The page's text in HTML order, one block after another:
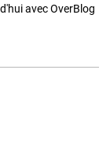
avec OverBlog